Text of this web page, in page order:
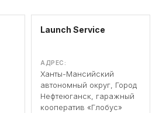
Launch Service
АДРЕС:
Ханты-Мансийский
автономный округ, Город
Нефтеюганск, гаражный
кооператив «Глобус»